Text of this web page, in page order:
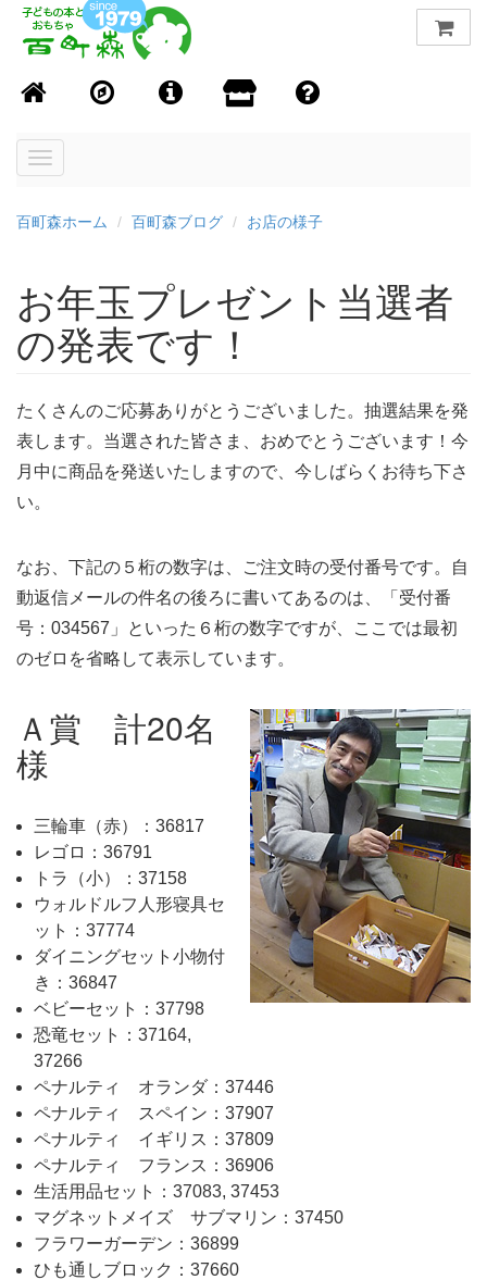
Toggle
百町森ホーム 百町森ブログ お店の様子
お年玉プレゼント当選者
の発表です！
たくさんのご応募ありがとうございました。抽選結果を発
表します。当選された皆さま、おめでとうございます！今
月中に商品を発送いたしますので、今しばらくお待ち下さ
い。
なお、下記の５桁の数字は、ご注文時の受付番号です。自
動返信メールの件名の後ろに書いてあるのは、「受付番
号：034567」といった６桁の数字ですが、ここでは最初
のゼロを省略して表示しています。
Ａ賞 計20名
様
三輪車（赤）：36817
レゴロ：36791
トラ（小）：37158
ウォルドルフ人形寝具セ
ット：37774
ダイニングセット小物付
き：36847
ベビーセット：37798
恐竜セット：37164,
37266
ペナルティ オランダ：37446
ペナルティ スペイン：37907
ペナルティ イギリス：37809
ペナルティ フランス：36906
生活用品セット：37083, 37453
マグネットメイズ サブマリン：37450
フラワーガーデン：36899
ひも通しブロック：37660